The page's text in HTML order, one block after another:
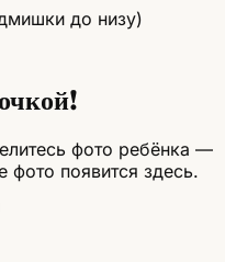
до низу)
фото ребёнка —
фото появится здесь.